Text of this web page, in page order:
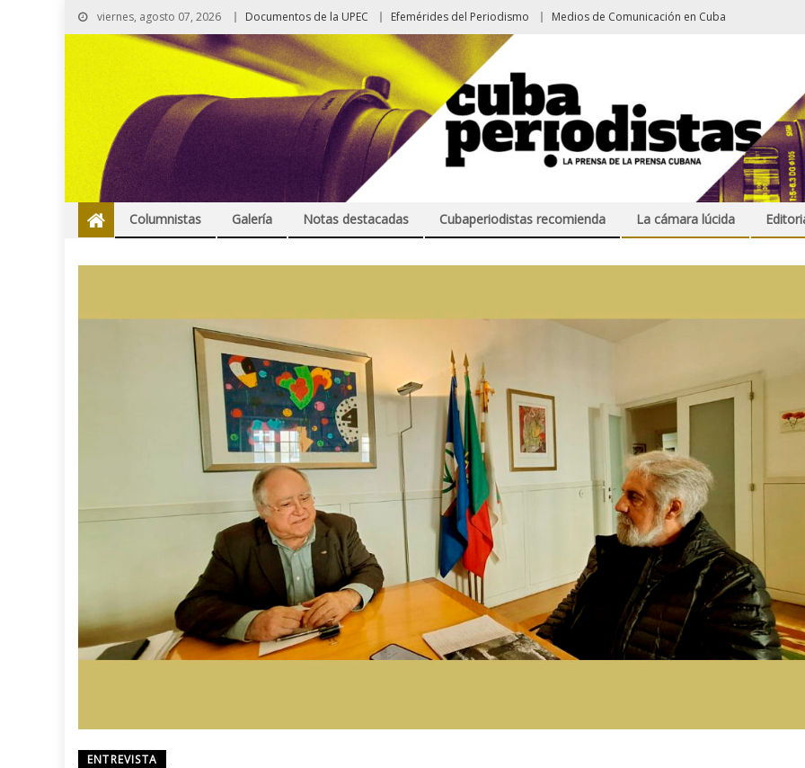
viernes, agosto 07, 2026 Documentos de la UPEC Efemérides del Periodismo Medios de Comunicación en Cuba
Columnistas Galería Notas destacadas Cubaperiodistas recomienda La cámara lúcida
ENTREVISTA